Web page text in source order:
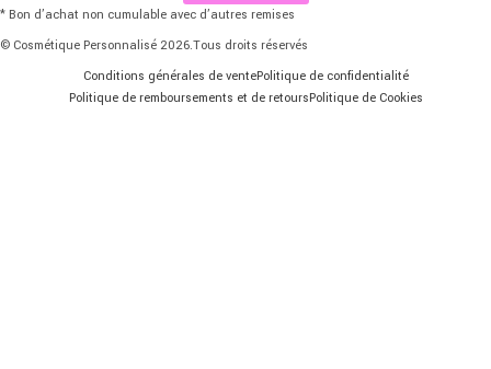
* Bon d’achat non cumulable avec d’autres remises
© Cosmétique Personnalisé 2026.Tous droits réservés
Conditions générales de ventePolitique de confidentialité
Politique de remboursements et de retoursPolitique de Cookies